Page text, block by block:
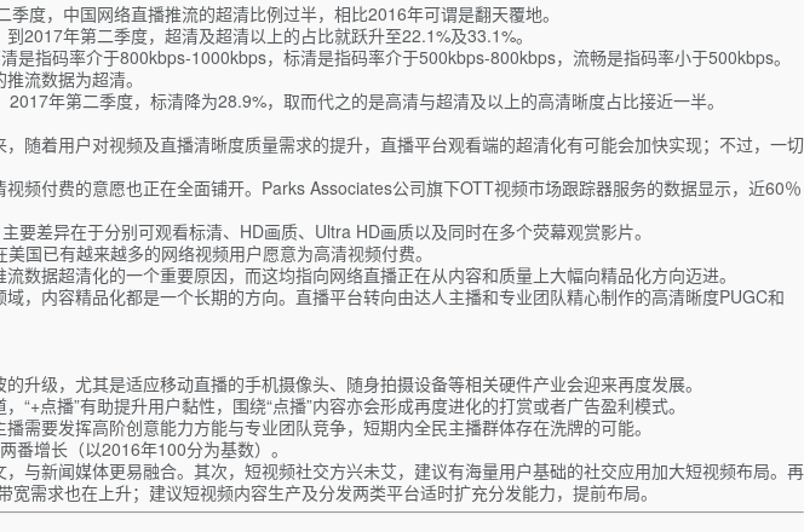
度，中国网络直播推流的超清比例过半，相比2016年可谓是翻天覆地。
2017年第二季度，超清及超清以上的占比就跃升至22.1%及33.1%。
指码率介于800kbps-1000kbps，标清是指码率介于500kbps-800kbps，流畅是指码率小于500kbps。
流数据为超清。
年第二季度，标清降为28.9%，取而代之的是高清与超清及以上的高清晰度占比接近一半。
随着用户对视频及直播清晰度质量需求的提升，直播平台观看端的超清化有可能会加快实现；不过，一切
频付费的意愿也正在全面铺开。Parks Associates公司旗下OTT视频市场跟踪器服务的数据显示，近60％
差异在于分别可观看标清、HD画质、Ultra HD画质以及同时在多个荧幕观赏影片。
国已有越来越多的网络视频用户愿意为高清视频付费。
据超清化的一个重要原因，而这均指向网络直播正在从内容和质量上大幅向精品化方向迈进。
，内容精品化都是一个长期的方向。直播平台转向由达人主播和专业团队精心制作的高清晰度PUGC和
级，尤其是适应移动直播的手机摄像头、随身拍摄设备等相关硬件产业会迎来再度发展。
点播”有助提升用户黏性，围绕“点播”内容亦会形成再度进化的打赏或者广告盈利模式。
要发挥高阶创意能力方能与专业团队竞争，短期内全民主播群体存在洗牌的可能。
增长（以2016年100分为基数）。
与新闻媒体更易融合。其次，短视频社交方兴未艾，建议有海量用户基础的社交应用加大短视频布局。再
需求也在上升；建议短视频内容生产及分发两类平台适时扩充分发能力，提前布局。